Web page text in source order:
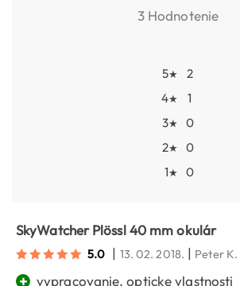
3 Hodnotenie
5★
2
4★
1
3★
0
2★
0
1★ 0
SkyWatcher Plössl 40 mm okulár
5.0 | 13. 02. 2018. | Peter K.
+ vypracovanie, opticke vlastnosti